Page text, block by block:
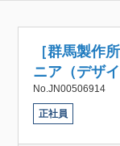
［群馬製作
ニア（デザイ
No.JN00506914
正社員